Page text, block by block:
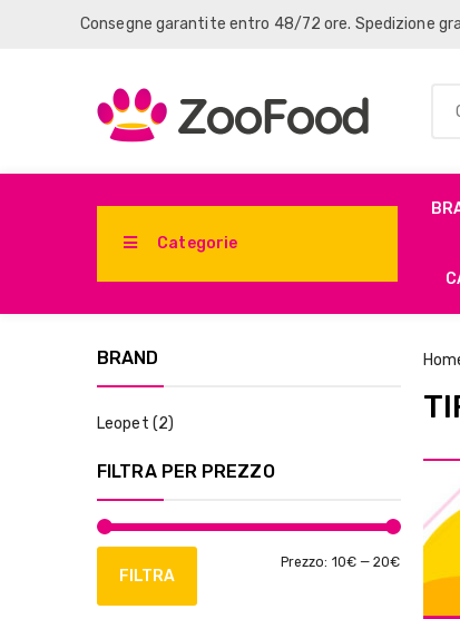
Consegne garantite entro 48/72 ore. Spedizione
Categorie
BRAND
Leopet (2)
FILTRA PER PREZZO
FILTRA
Prezzo: 10€—20€